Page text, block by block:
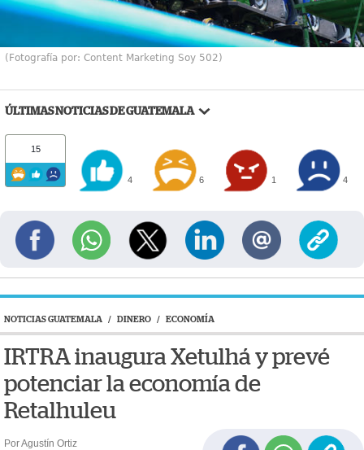
(Fotografía por: Content Marketing Soy 502)
ÚLTIMAS NOTICIAS DE GUATEMALA
15
4 6 1 4
NOTICIAS GUATEMALA / DINERO / ECONOMÍA
IRTRA inaugura Xetulhá y prevé
potenciar la economía de
Retalhuleu
Por Agustín Ortiz